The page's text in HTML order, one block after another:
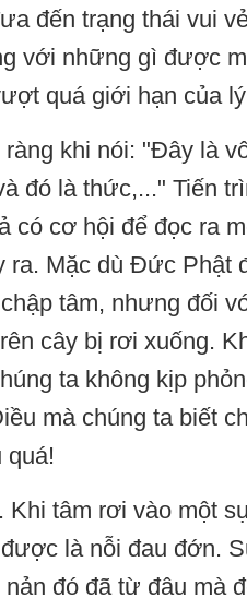
đến trạng thái vui
với những gì được
quá giới hạn của
khi nói: "Đây là
đó là thức,..." Tiến
có cơ hội để đọc ra
ra. Mặc dù Đức Phật
tâm, nhưng đối
cây bị rơi xuống.
ta không kịp
mà chúng ta biết
quá!
Khi tâm rơi vào một
là nỗi đau đớn.
đó đã từ đâu mà